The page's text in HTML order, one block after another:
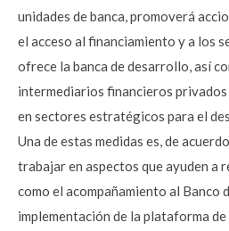
unidades de banca, promoverá
el acceso al financiamiento y a los
ofrece la banca de desarrollo, así
intermediarios financieros
en sectores estratégicos para el
Una de estas medidas es, de
trabajar en aspectos que ayuden a
como el acompañamiento al Banco
implementación de la plataforma